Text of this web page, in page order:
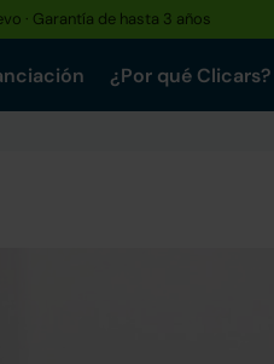
· Garantía de hasta 3 años
¿Por qué Clicars?